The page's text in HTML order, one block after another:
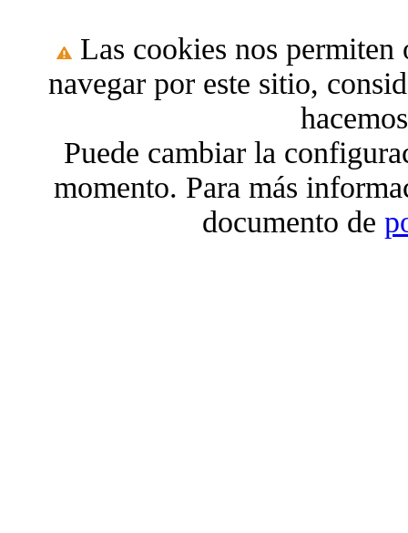
Las cookies nos permiten
navegar por este sitio,
Puede cambiar la
momento. Para más
documento de